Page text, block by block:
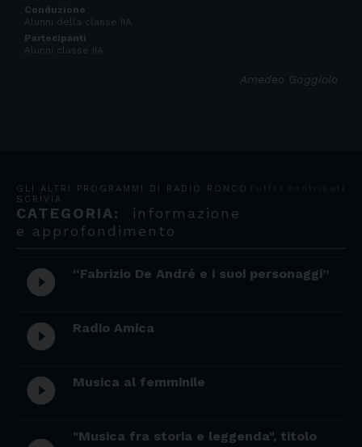
Conduzione
Alunni della classe IIA
Partecipanti
Alunni classe IIA
Amedeo Gaggiolo
GLI ALTRI PROGRAMMI DI RADIO RONCO
SCRIVIA
CATEGORIA:
informazione
e approfondimento
play_circle_filled “Fabrizio De André e i suoi personaggi”
play_circle_filled Radio Amica
play_circle_filled Musica al femminile
"Musica fra storia e leggenda", titolo